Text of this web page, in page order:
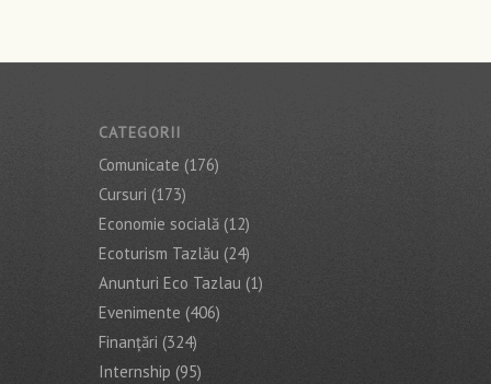
CATEGORII
Comunicate (176)
Cursuri (173)
Economie socială (12)
Ecoturism Tazlău (24)
Anunturi Eco Tazlau (1)
Evenimente (406)
Finanţări (324)
Internship (95)